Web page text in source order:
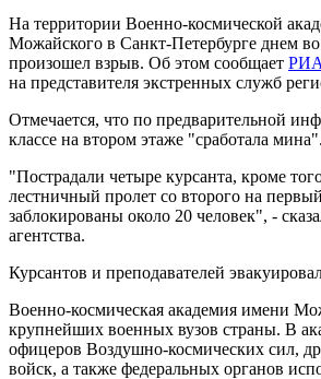
На территории Военно-космической
Можайского в Санкт-Петербурге днем
произошел взрыв. Об этом сообщает
на представителя экстренных служб
Отмечается, что по предварительной
классе на втором этаже "сработала мина".
"Пострадали четыре курсанта, кроме
лестничный пролет со второго на
заблокированы около 20 человек", -
агентства.
Курсантов и преподавателей
Военно-космическая академия имени
крупнейших военных вузов страны. В
офицеров Воздушно-космических сил,
войск, а также федеральных органов